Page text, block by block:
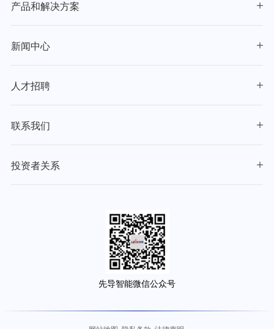
产品和解决方案
新闻中心
人才招聘
联系我们
投资者关系
先导智能微信公众号